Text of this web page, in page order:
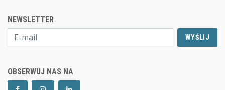
NEWSLETTER
WYŚLIJ
OBSERWUJ NAS NA